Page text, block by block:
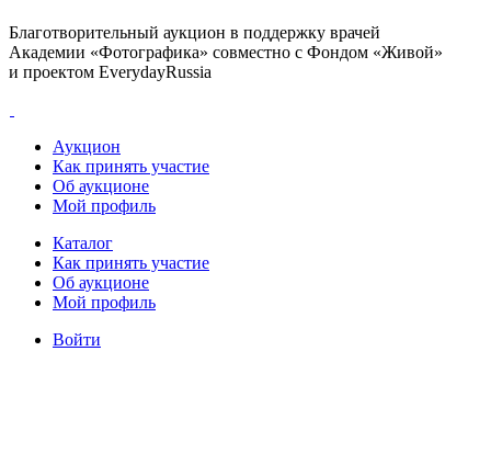
Благотворительный аукцион в поддержку врачей
Академии «Фотографика» совместно с Фондом «Живой»
и проектом EverydayRussia
Аукцион
Как принять участие
Об аукционе
Мой профиль
Каталог
Как принять участие
Об аукционе
Мой профиль
Войти